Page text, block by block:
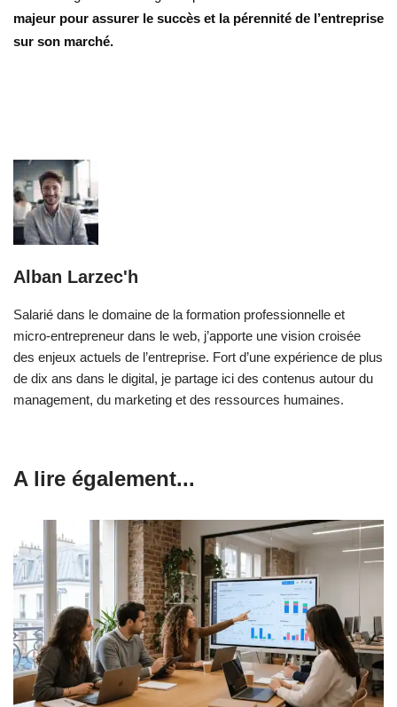
majeur pour assurer le succès et la pérennité de l’entreprise
sur son marché.
Alban Larzec'h
Salarié dans le domaine de la formation professionnelle et
micro-entrepreneur dans le web, j’apporte une vision croisée
des enjeux actuels de l’entreprise. Fort d’une expérience de plus
de dix ans dans le digital, je partage ici des contenus autour du
management, du marketing et des ressources humaines.
A lire également...